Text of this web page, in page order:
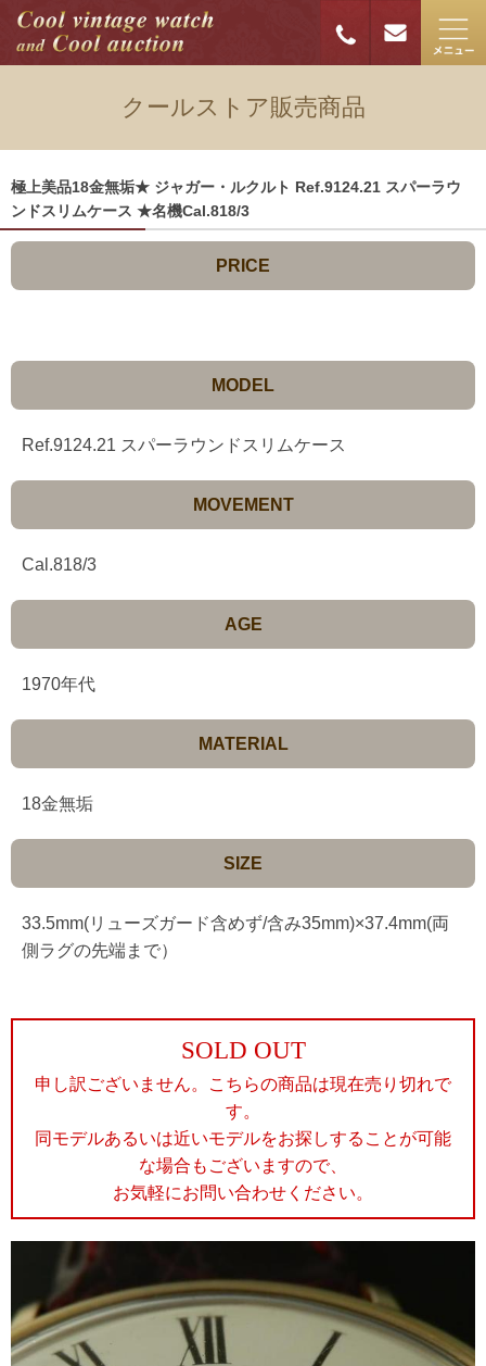
クールストア販売商品
極上美品18金無垢★ ジャガー・ルクルト Ref.9124.21 スパーラウ
ンドスリムケース ★名機Cal.818/3
PRICE
MODEL
Ref.9124.21 スパーラウンドスリムケース
MOVEMENT
Cal.818/3
AGE
1970年代
MATERIAL
18金無垢
SIZE
33.5mm(リューズガード含めず/含み35mm)×37.4mm(両
側ラグの先端まで）
SOLD OUT
申し訳ございません。こちらの商品は現在売り切れで
す。
同モデルあるいは近いモデルをお探しすることが可能
な場合もございますので、
お気軽にお問い合わせください。